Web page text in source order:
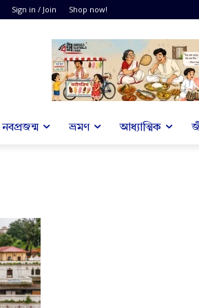
Sign in / Join Shop now!
নবপ্রজন্ম ভ্রমণ আধ্যাত্মিক